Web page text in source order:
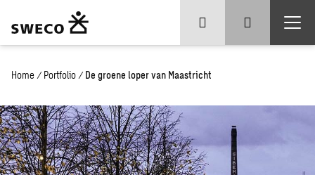
Home / Portfolio / De groene loper van Maastricht